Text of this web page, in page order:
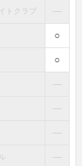
トクラブ ―
○
○
―
―
―
―